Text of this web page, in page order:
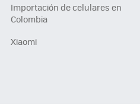
Importación de celulares en
Colombia
Xiaomi